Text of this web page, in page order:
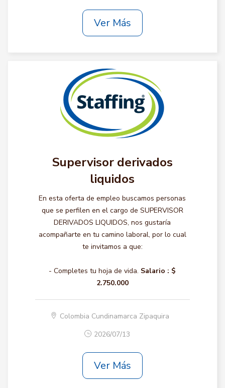
Ver Más
Supervisor derivados
liquidos
En esta oferta de empleo buscamos personas
que se perfilen en el cargo de SUPERVISOR
DERIVADOS LIQUIDOS, nos gustaría
acompañarte en tu camino laboral, por lo cual
te invitamos a que:
- Completes tu hoja de vida. Salario : $
2.750.000
Colombia Cundinamarca Zipaquira
2026/07/13
Ver Más